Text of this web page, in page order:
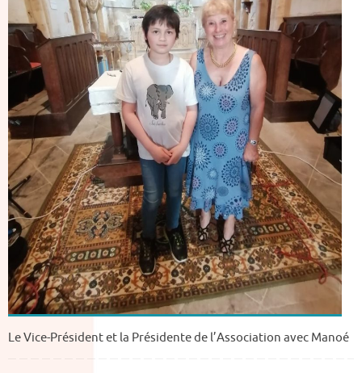
Le Vice-Président et la Présidente de l’Association avec Manoé